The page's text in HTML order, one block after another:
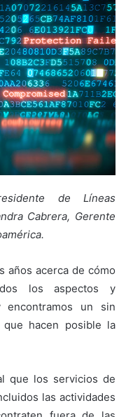
de Líneas
Cabrera, Gerente
años acerca de cómo
los aspectos y
encontramos un sin
hacen posible la
que los servicios de
las actividades